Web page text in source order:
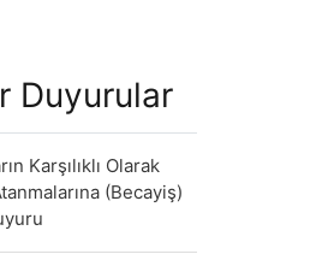
Duyurular
Karşılıklı Olarak
(Becayiş)